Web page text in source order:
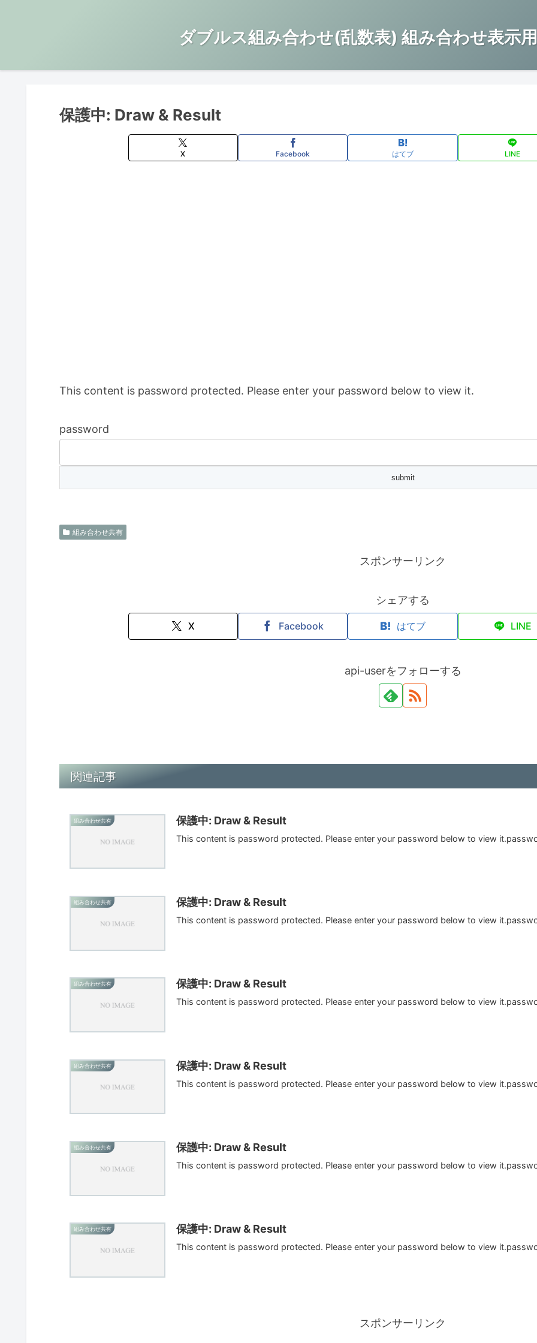
ダブルス組み合わせ(乱数表) 組み合わせ表示
保護中: Draw & Result
X Facebook はてブ LINE
This content is password protected. Please enter your password below to view it.
password
組み合わせ共有
スポンサーリンク
シェアする
X Facebook はてブ LINE
api-userをフォローする
関連記事
組み合わせ共有 保護中: Draw & Result
This content is password protected. Please enter your password below to view
組み合わせ共有 保護中: Draw & Result
This content is password protected. Please enter your password below to view
組み合わせ共有 保護中: Draw & Result
This content is password protected. Please enter your password below to view
組み合わせ共有 保護中: Draw & Result
This content is password protected. Please enter your password below to view
組み合わせ共有 保護中: Draw & Result
This content is password protected. Please enter your password below to view
組み合わせ共有 保護中: Draw & Result
This content is password protected. Please enter your password below to view
スポンサーリンク